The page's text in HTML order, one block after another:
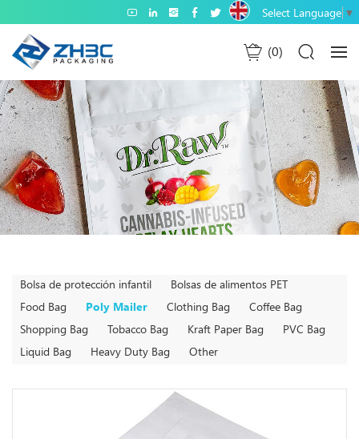
Select Language ▼
0
Bolsa de protección infantil
Bolsas de alimentos PET
Food Bag
Poly Mailer Clothing Bag
Coffee Bag
Shopping Bag
Tobacco Bag Kraft Paper Bag
PVC Bag
Liquid Bag
Heavy Duty Bag Other